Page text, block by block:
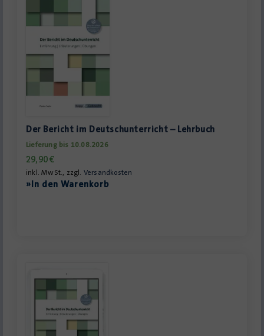
Der Bericht im Deutschunterricht – Lehrbuch
Lieferung bis 10.08.2026
29,90€
inkl. MwSt., zzgl. Versandkosten
»In den Warenkorb